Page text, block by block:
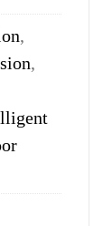
,
,